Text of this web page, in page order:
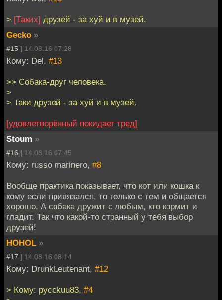
> [Таких] друзей - за хуй и в музей.
Gecko »
#15 | 14.08.16 07:28
Кому: Del, #13
>> Собака-друг человека.
>
> Таки друзей - за хуй и в музей.
[удовлетворённый покидает тред]
Stoum »
#16 | 14.08.16 07:45
Кому: russo marinero, #8
Вообще практика показывает, что кот или кошка к
кому если привязался, то только с тем и общается
хорошо. А собака дружит с любым, кто кормит и
гладит. Так что какой-то странный у тебя выбор
друзей!
HOHOL »
#17 | 14.08.16 08:14
Кому: DrunkLeutenant, #12
> Кому: pycckuu83, #4